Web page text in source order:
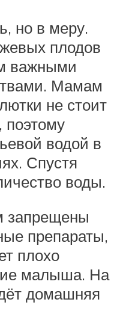
но в меру.
плодов
важными
Мамам
не стоит
поэтому
водой в
Спустя
воды.
запрещены
препараты,
плохо
малыша. На
домашняя